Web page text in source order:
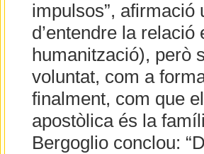
impulsos”, afirmació
d’entendre la
humanització), però
voluntat, com a
finalment, com que
apostòlica és la
Bergoglio conclou: